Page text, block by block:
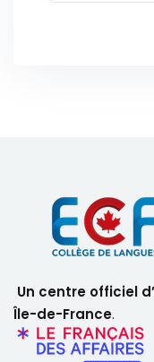
Un centre officiel
Île-de-France.